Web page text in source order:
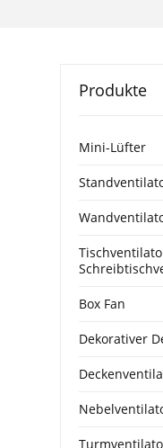
Produkte
Mini-Lüfter
Box Fan
Dekorativer